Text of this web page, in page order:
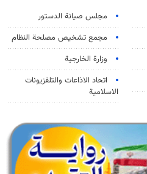
مجلس صيانة الدستور
مجمع تشخيص مصلحة النظام
وزارة الخارجية
اتحاد الاذاعات والتلفزيونات
الاسلامية